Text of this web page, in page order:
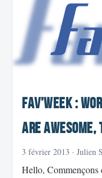
Fav'Week :
ARE
3 février 2013 · Julien
Hello, Commençons